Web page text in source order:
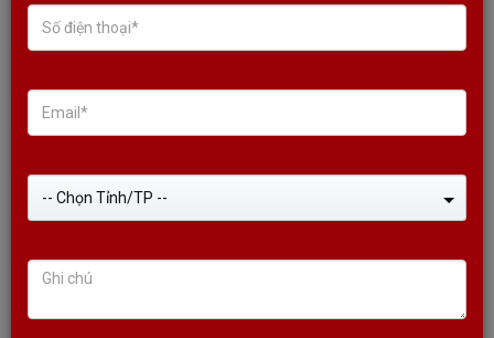
-- Chọn Tỉnh/TP --